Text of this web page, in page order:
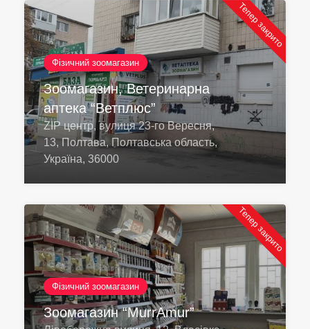
Тепер закрито
Фізичний зоомагазин
Зоомагазин, Ветеринарна
аптека “Ветплюс”
ZIP центр, вулиця 23-го Вересня,
13, Полтава, Полтавська область,
Україна, 36000
Тепер закрито
Фізичний зоомагазин
Зоомагазин “MurrAmur”